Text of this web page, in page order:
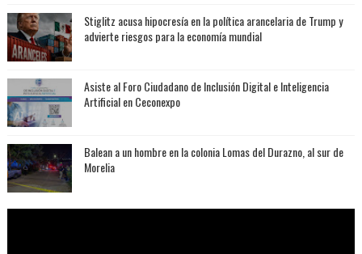
Stiglitz acusa hipocresía en la política arancelaria de Trump y
advierte riesgos para la economía mundial
Asiste al Foro Ciudadano de Inclusión Digital e Inteligencia
Artificial en Ceconexpo
Balean a un hombre en la colonia Lomas del Durazno, al sur de
Morelia